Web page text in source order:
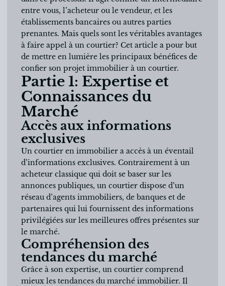
entre vous, l’acheteur ou le vendeur, et les
établissements bancaires ou autres parties
prenantes. Mais quels sont les véritables avantages
à faire appel à un courtier? Cet article a pour but
de mettre en lumière les principaux bénéfices de
confier son projet immobilier à un courtier.
Partie 1: Expertise et
Connaissances du
Marché
Accès aux informations
exclusives
Un courtier en immobilier a accès à un éventail
d’informations exclusives. Contrairement à un
acheteur classique qui doit se baser sur les
annonces publiques, un courtier dispose d’un
réseau d’agents immobiliers, de banques et de
partenaires qui lui fournissent des informations
privilégiées sur les meilleures offres présentes sur
le marché.
Compréhension des
tendances du marché
Grâce à son expertise, un courtier comprend
mieux les tendances du marché immobilier. Il